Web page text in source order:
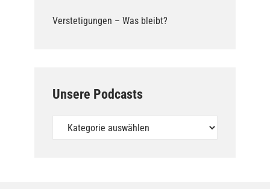
Verstetigungen – Was bleibt?
Unsere Podcasts
Podcasts